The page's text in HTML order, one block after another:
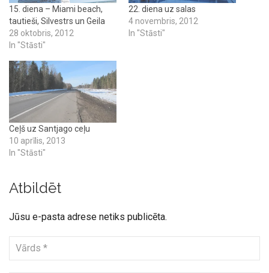
15. diena – Miami beach,
tautieši, Silvestrs un Geila
28 oktobris, 2012
In "Stāsti"
22. diena uz salas
4 novembris, 2012
In "Stāsti"
Ceļš uz Santjago ceļu
10 aprīlis, 2013
In "Stāsti"
Atbildēt
Jūsu e-pasta adrese netiks publicēta.